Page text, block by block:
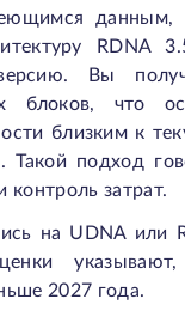
данным,
RDNA
Вы
блоков, что
близким к
Такой подход
контроль затрат.
на UDNA или
2027 года.